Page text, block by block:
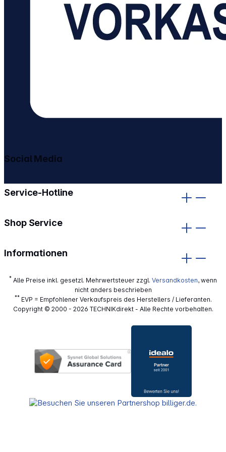
Service-Hotline
Shop Service
Informationen
Social Media
* Alle Preise inkl. gesetzl. Mehrwertsteuer zzgl. Versandkosten, wenn
nicht anders beschrieben
**EVP = Empfohlener Verkaufspreis des Herstellers / Lieferanten.
Copyright © 2000 - 2026 TECHNIKdirekt - Alle Rechte vorbehalten.